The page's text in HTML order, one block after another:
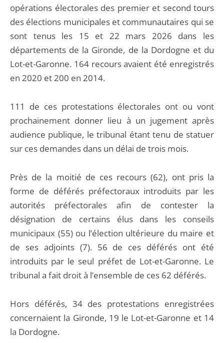
opérations électorales des premier et second tours
des élections municipales et communautaires qui se
sont tenus les 15 et 22 mars 2026 dans les
départements de la Gironde, de la Dordogne et du
Lot-et-Garonne. 164 recours avaient été enregistrés
en 2020 et 200 en 2014.
111 de ces protestations électorales ont ou vont
prochainement donner lieu à un jugement après
audience publique, le tribunal étant tenu de statuer
sur ces demandes dans un délai de trois mois.
Près de la moitié de ces recours (62), ont pris la
forme de déférés préfectoraux introduits par les
autorités préfectorales afin de contester la
désignation de certains élus dans les conseils
municipaux (55) ou l’élection ultérieure du maire et
de ses adjoints (7). 56 de ces déférés ont été
introduits par le seul préfet de Lot-et-Garonne. Le
tribunal a fait droit à l’ensemble de ces 62 déférés.
Hors déférés, 34 des protestations enregistrées
concernaient la Gironde, 19 le Lot-et-Garonne et 14
la Dordogne.